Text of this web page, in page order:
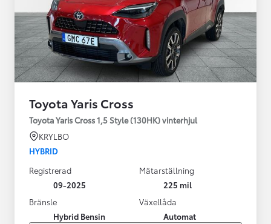
Toyota Yaris Cross
Toyota Yaris Cross 1,5 Style (130HK) vinterhjul
KRYLBO
HYBRID
Registrerad
09-2025
Mätarställning
225 mil
Bränsle
Hybrid Bensin
Växellåda
Automat